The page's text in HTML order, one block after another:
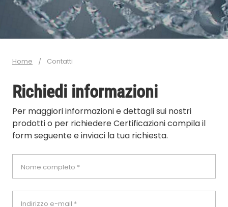
Home Contatti
Richiedi informazioni
Per maggiori informazioni e dettagli sui nostri
prodotti o per richiedere Certificazioni compila il
form seguente e inviaci la tua richiesta.